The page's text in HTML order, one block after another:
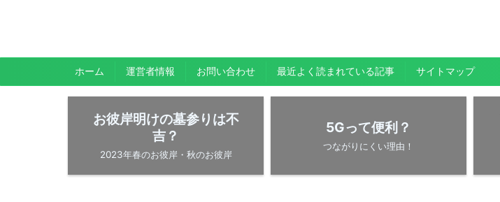
ホーム 運営者情報 お問い合わせ 最近よく読まれている記事 サイトマップ
お彼岸明けの墓参りは不
吉？
2023年春のお彼岸・秋のお彼岸
5Gって便利？
つながりにくい理由！